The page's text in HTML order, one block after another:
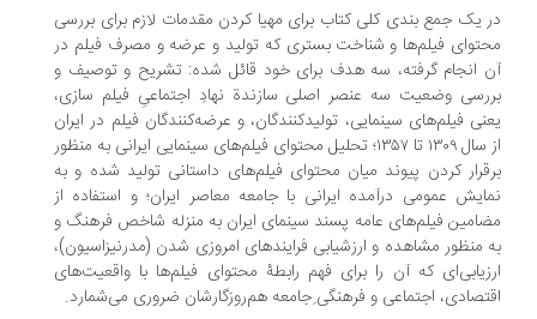
یک جمع بندی کلی کتاب برای مهیا کردن مقدمات لازم برای بررسی
فیلم‌ها و شناخت بستری که تولید و عرضه و مصرف فیلم در
انجام گرفته، سه هدف برای خود قائل شده: تشریح و توصیف و
وضعیت سه عنصر اصلی سازندة نهادِ اجتماعیِ فیلم سازی،
فیلم‌های سینمایی، تولیدکنندگان، و عرضه‌کنندگان فیلم در ایران
از سال ۱۳۰۹ تا ۱۳۵۷؛ تحلیل محتوای فیلم‌های سینمایی ایرانی به منظور
کردن پیوند میان محتوای فیلم‌های داستانی تولید شده و به
عمومی درآمده ایرانی با جامعه معاصر ایران؛ و استفاده از
فیلم‌های عامه پسند سینمای ایران به منزله شاخص فرهنگ و
منظور مشاهده و ارزشیابی فرایندهای امروزی شدن (مدرنیزاسیون)،
که آن را برای فهم رابطۀ محتوای فیلم‌ها با واقعیت‌های
اجتماعی و فرهنگی ِجامعه هم‌روزگارشان ضروری می‌شمارد.